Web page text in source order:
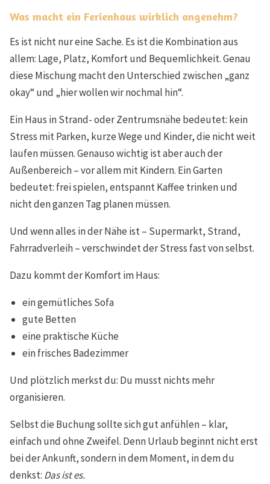
Was macht ein Ferienhaus wirklich angenehm?
Es ist nicht nur eine Sache. Es ist die Kombination aus
allem: Lage, Platz, Komfort und Bequemlichkeit. Genau
diese Mischung macht den Unterschied zwischen „ganz
okay“ und „hier wollen wir nochmal hin“.
Ein Haus in Strand- oder Zentrumsnähe bedeutet: kein
Stress mit Parken, kurze Wege und Kinder, die nicht weit
laufen müssen. Genauso wichtig ist aber auch der
Außenbereich – vor allem mit Kindern. Ein Garten
bedeutet: frei spielen, entspannt Kaffee trinken und
nicht den ganzen Tag planen müssen.
Und wenn alles in der Nähe ist – Supermarkt, Strand,
Fahrradverleih – verschwindet der Stress fast von selbst.
Dazu kommt der Komfort im Haus:
ein gemütliches Sofa
gute Betten
eine praktische Küche
ein frisches Badezimmer
Und plötzlich merkst du: Du musst nichts mehr
organisieren.
Selbst die Buchung sollte sich gut anfühlen – klar,
einfach und ohne Zweifel. Denn Urlaub beginnt nicht erst
bei der Ankunft, sondern in dem Moment, in dem du
denkst: Das ist es.